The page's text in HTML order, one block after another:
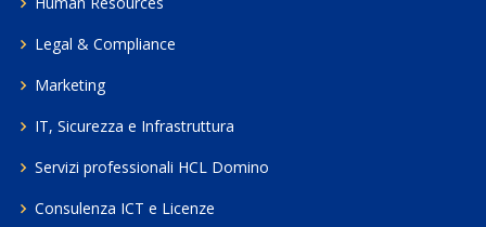
Legal & Compliance
Marketing
IT, Sicurezza e Infrastruttura
Servizi professionali HCL Domino
Consulenza ICT e Licenze